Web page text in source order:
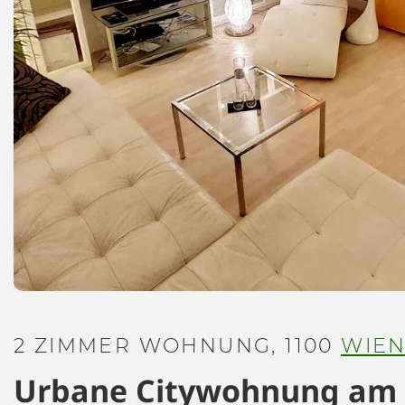
2 ZIMMER WOHNUNG, 1100
Urbane Citywohnung am